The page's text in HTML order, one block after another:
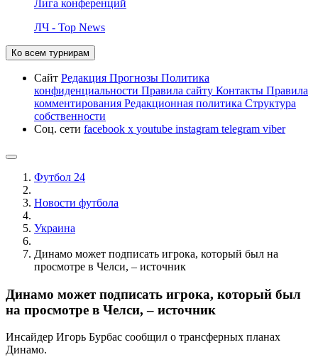
Лига конференций
ЛЧ - Top News
Ко всем турнирам
Сайт Редакция Прогнозы Политика
конфиденциальности Правила сайту Контакты Правила
комментирования Редакционная политика Структура
собственности
Соц. сети facebook x youtube instagram telegram viber
Футбол 24
Новости футбола
Украина
Динамо может подписать игрока, который был на
просмотре в Челси, – источник
Динамо может подписать игрока, который был
на просмотре в Челси, – источник
Инсайдер Игорь Бурбас сообщил о трансферных планах
Динамо.